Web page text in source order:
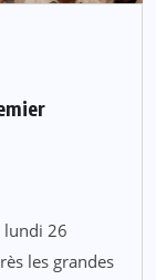
lundi 26
les grandes